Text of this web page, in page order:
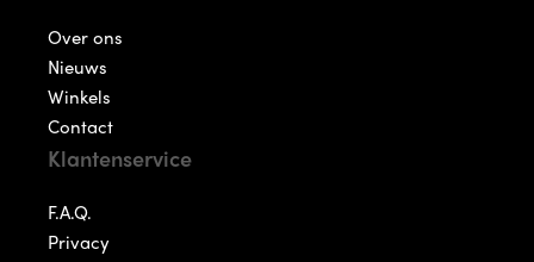
Over ons
Nieuws
Winkels
Contact
Klantenservice
F.A.Q.
Privacy